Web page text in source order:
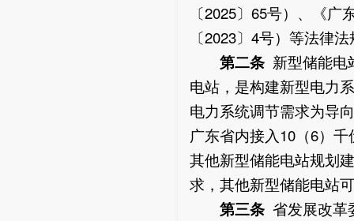
〔2025〕65号）、《
〔2023〕4号）等法律
第二条 新型储能电
电站，是构建新型电力
电力系统调节需求为导
广东省内接入10（6）
其他新型储能电站规划
求，其他新型储能电站
第三条 省发展改革